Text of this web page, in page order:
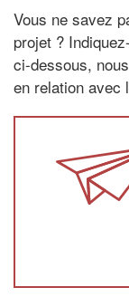
Vous ne savez
projet ?
ci-dessous,
en relation avec